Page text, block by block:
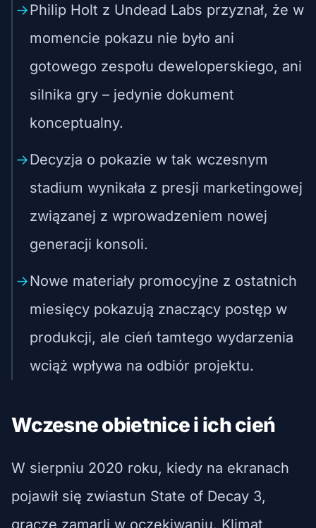
Philip Holt z Undead Labs przyznał, że w
momencie pokazu nie było ani
gotowego zespołu deweloperskiego, ani
silnika gry – jedynie dokument
konceptualny.
Decyzja o pokazie w tak wczesnym
stadium wynikała z presji marketingowej
związanej z wprowadzeniem nowej
generacji konsoli.
Nowe materiały promocyjne z ostatnich
miesięcy pokazują znaczący postęp w
produkcji, ale cień tamtego wydarzenia
wciąż wpływa na odbiór projektu.
Wczesne obietnice i ich cień
W sierpniu 2020 roku, kiedy na ekranach
pojawił się zwiastun State of Decay 3,
gracze zamarli w oczekiwaniu. Klimat